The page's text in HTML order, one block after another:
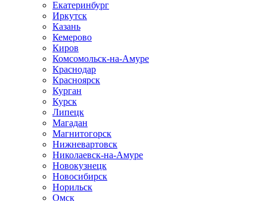
Екатеринбург
Иркутск
Казань
Кемерово
Киров
Комсомольск-на-Амуре
Краснодар
Красноярск
Курган
Курск
Липецк
Магадан
Магнитогорск
Нижневартовск
Николаевск-на-Амуре
Новокузнецк
Новосибирск
Норильск
Омск